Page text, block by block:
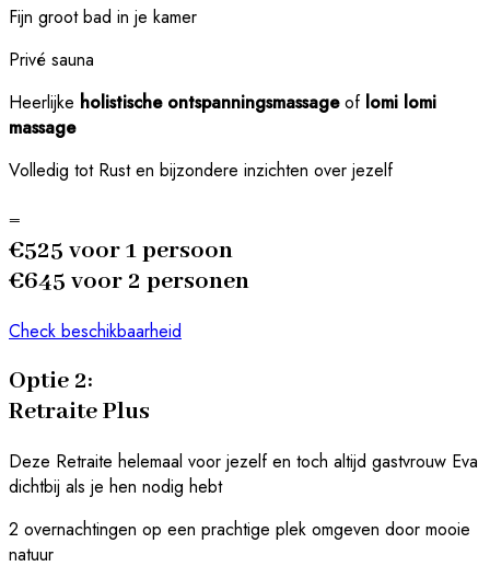
Fijn groot bad in je kamer
Privé sauna
Heerlijke holistische ontspanningsmassageof lomi lomi
massage
Volledig tot Rust en bijzondere inzichten over jezelf
=
€525 voor 1 persoon
€645 voor 2 personen
Check beschikbaarheid
Optie 2:
Retraite Plus
Deze Retraite helemaal voor jezelf en toch altijd gastvrouw Eva
dichtbij als je hen nodig hebt
2 overnachtingen op een prachtige plek omgeven door mooie
natuur